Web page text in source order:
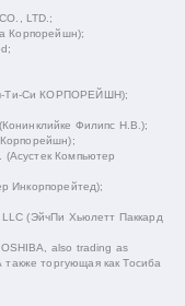
LTD.;
Корпорейшн);
Ти-Си КОРПОРЕЙШН);
Филипс Н.В.);
(Асустек Компьютер
Инкорпорейтед);
(ЭйчПи Хьюлетт Паккард
also trading as
торгующая как Тосиба